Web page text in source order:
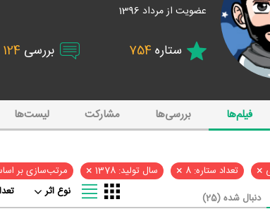
عضویت از مرداد 1396
ستاره 754 بررسی 124
فیلم‌ها بررسی‌ها مشارکت لیست‌ها
× تعداد ستاره: 8 × سال تولید: 1378 × مرتب‌سازی بر
دنبال شده (25) نوع اثر